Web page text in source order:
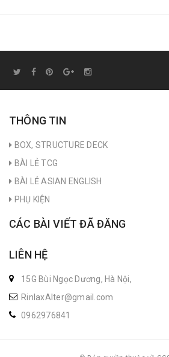
THÔNG TIN
BOX, STRUCTURE DECK
BÀI LẺ TCG
BÀI LẺ ASIAN ENGLISH
PHỤ KIỆN
CÁC BÀI VIẾT ĐÃ ĐĂNG
LIÊN HỆ
15G Bùi Ngọc Dương, Hà Nội,
RinlaxAlter@gmail.com
0962976841